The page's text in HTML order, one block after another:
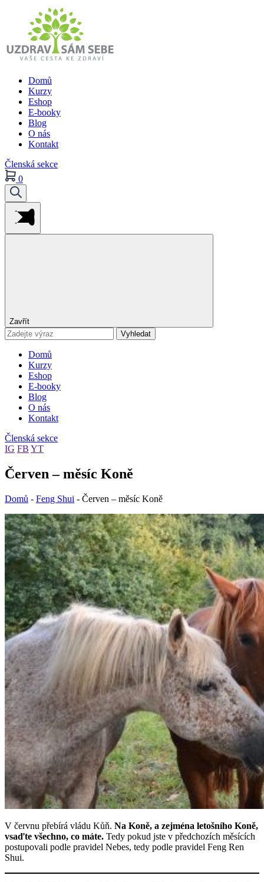
Domů
Kurzy
Eshop
E-booky
Blog
O nás
Kontakt
Členská sekce
0
Zavřít
Vyhledat
Domů
Kurzy
Eshop
E-booky
Blog
O nás
Kontakt
Členská sekce
IG FB YT
Červen – měsíc Koně
Domů - Feng Shui - Červen – měsíc Koně
V červnu přebírá vládu Kůň. Na Koně, a zejména letošního Koně,
vsaďte všechno, co máte. Tedy pokud jste v předchozích měsících
postupovali podle pravidel Nebes, tedy podle pravidel Feng Ren
Shui.